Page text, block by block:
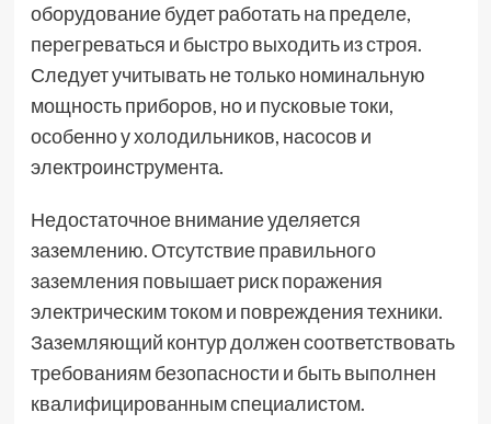
оборудование будет работать на пределе,
перегреваться и быстро выходить из строя.
Следует учитывать не только номинальную
мощность приборов, но и пусковые токи,
особенно у холодильников, насосов и
электроинструмента.
Недостаточное внимание уделяется
заземлению. Отсутствие правильного
заземления повышает риск поражения
электрическим током и повреждения техники.
Заземляющий контур должен соответствовать
требованиям безопасности и быть выполнен
квалифицированным специалистом.